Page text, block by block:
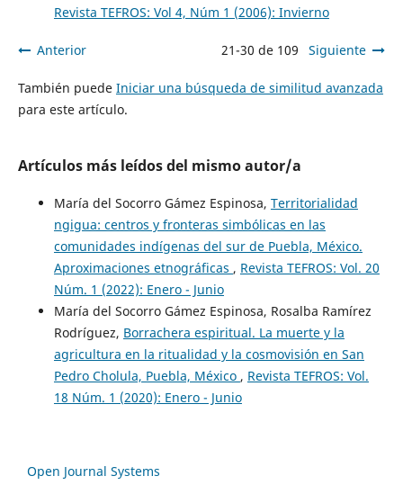
Revista TEFROS: Vol 4, Núm 1 (2006): Invierno
Anterior 21-30 de 109 Siguiente
También puede Iniciar una búsqueda de similitud avanzada
para este artículo.
Artículos más leídos del mismo autor/a
María del Socorro Gámez Espinosa, Territorialidad
ngigua: centros y fronteras simbólicas en las
comunidades indígenas del sur de Puebla, México.
Aproximaciones etnográficas , Revista TEFROS: Vol. 20
Núm. 1 (2022): Enero - Junio
María del Socorro Gámez Espinosa, Rosalba Ramírez
Rodríguez, Borrachera espiritual. La muerte y la
agricultura en la ritualidad y la cosmovisión en San
Pedro Cholula, Puebla, México , Revista TEFROS: Vol.
18 Núm. 1 (2020): Enero - Junio
Open Journal Systems